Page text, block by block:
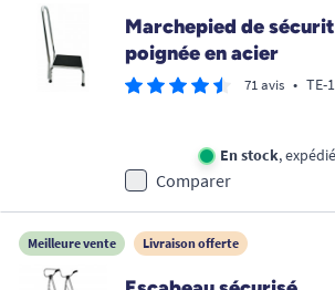
Marchepied de
poignée en acier
71 avis • TE-
En stock,
Comparer
Meilleure vente Livraison offerte